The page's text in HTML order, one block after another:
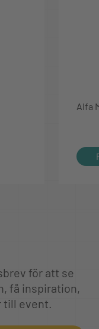
Alfa
för att se
få inspiration,
event.